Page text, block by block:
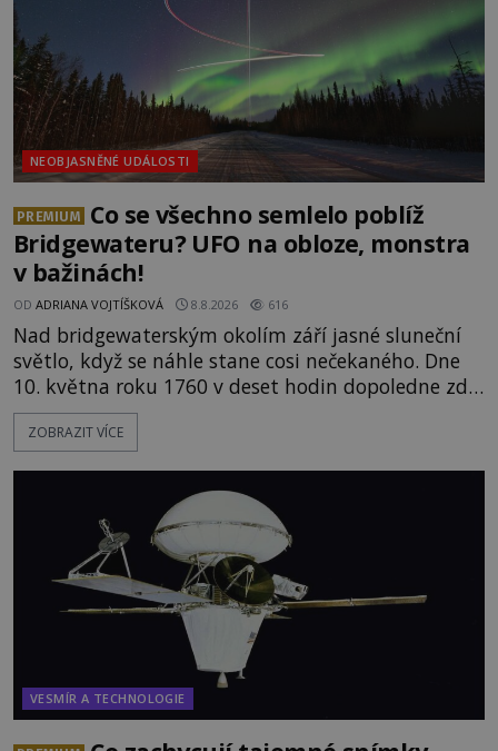
NEOBJASNĚNÉ UDÁLOSTI
PREMIUM
Co se všechno semlelo poblíž
Bridgewateru? UFO na obloze, monstra
v bažinách!
OD ADRIANA VOJTÍŠKOVÁ 8.8.2026 616
Nad bridgewaterským okolím září jasné sluneční
světlo, když se náhle stane cosi nečekaného. Dne
10. května roku 1760 v deset hodin dopoledne zde
dojde k vůbec prvnímu historicky doloženému
přeletu UFO. Podle záznamů vyzařuje takové
jen o nějaký optický klam, nebo se zde skutečně
právě vznáší mimozemská loď
ZOBRAZIT VÍCE
VESMÍR A TECHNOLOGIE